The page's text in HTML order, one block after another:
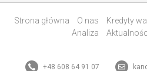
Strona główna O nas Kredyty
Analiza
+48 608 64 91 07